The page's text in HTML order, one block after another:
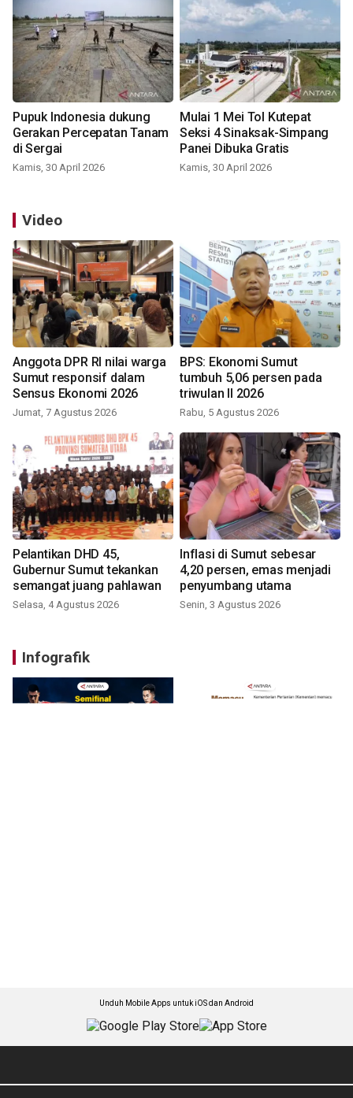
Pupuk Indonesia dukung
Gerakan Percepatan Tanam
di Sergai
Kamis, 30 April 2026
Mulai 1 Mei Tol Kutepat
Seksi 4 Sinaksak-Simpang
Panei Dibuka Gratis
Kamis, 30 April 2026
Video
Anggota DPR RI nilai warga
Sumut responsif dalam
Sensus Ekonomi 2026
Jumat, 7 Agustus 2026
BPS: Ekonomi Sumut
tumbuh 5,06 persen pada
triwulan II 2026
Rabu, 5 Agustus 2026
Pelantikan DHD 45,
Gubernur Sumut tekankan
semangat juang pahlawan
Selasa, 4 Agustus 2026
Inflasi di Sumut sebesar
4,20 persen, emas menjadi
penyumbang utama
Senin, 3 Agustus 2026
Infografik
Unduh Mobile Apps untuk iOS dan Android